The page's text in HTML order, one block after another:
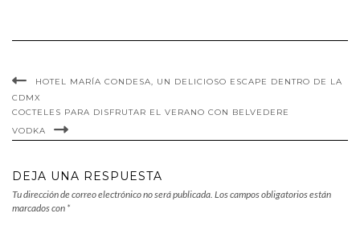
HOTEL MARÍA CONDESA, UN DELICIOSO ESCAPE DENTRO DE LA
CDMX
COCTELES PARA DISFRUTAR EL VERANO CON BELVEDERE
VODKA
DEJA UNA RESPUESTA
Tu dirección de correo electrónico no será publicada. Los campos obligatorios están
marcados con *